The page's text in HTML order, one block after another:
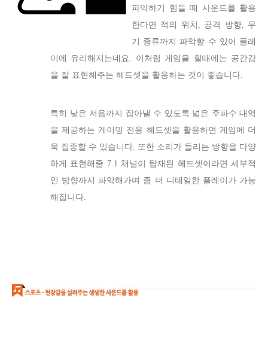
파악하기 힘들 때 사운드를 활용
한다면 적의 위치, 공격 방향, 무
기 종류까지 파악할 수 있어 플레
이에 유리해지는데요. 이처럼 게임을 할때에는 공간감
을 잘 표현해주는 헤드셋을 활용하는 것이 좋습니다.
특히 낮은 저음까지 잡아낼 수 있도록 넓은 주파수 대역
을 제공하는 게이밍 전용 헤드셋을 활용하면 게임에 더
욱 집중할 수 있습니다. 또한 소리가 들리는 방향을 다양
하게 표현해줄 7.1 채널이 탑재된 헤드셋이라면 세부적
인 방향까지 파악해가며 좀 더 디테일한 플레이가 가능
해집니다.